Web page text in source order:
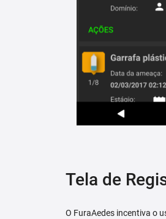
Tela de
O FuraAedes incentiva o